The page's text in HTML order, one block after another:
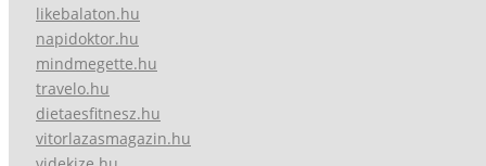
likebalaton.hu
napidoktor.hu
mindmegette.hu
travelo.hu
dietaesfitnesz.hu
vitorlazasmagazin.hu